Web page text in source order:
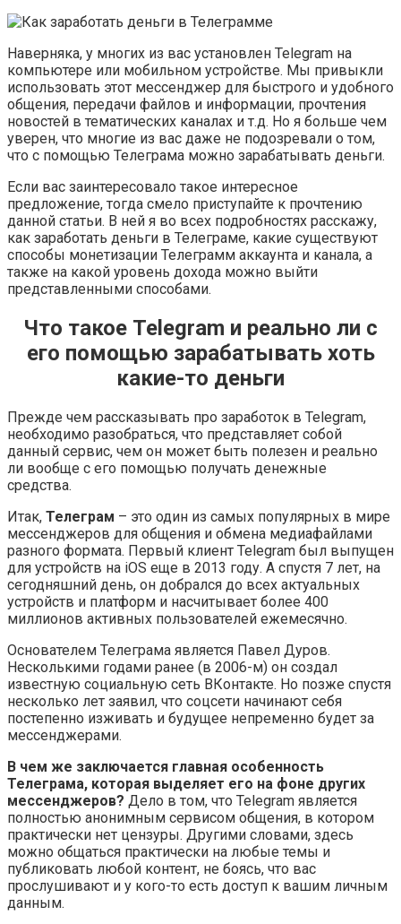
Наверняка, у многих из вас установлен Telegram на
компьютере или мобильном устройстве. Мы привыкли
использовать этот мессенджер для быстрого и удобного
общения, передачи файлов и информации, прочтения
новостей в тематических каналах и т.д. Но я больше чем
уверен, что многие из вас даже не подозревали о том,
что с помощью Телеграма можно зарабатывать деньги.
Если вас заинтересовало такое интересное
предложение, тогда смело приступайте к прочтению
данной статьи. В ней я во всех подробностях расскажу,
как заработать деньги в Телеграме, какие существуют
способы монетизации Телеграмм аккаунта и канала, а
также на какой уровень дохода можно выйти
представленными способами.
Что такое Telegram и реально ли с
его помощью зарабатывать хоть
какие-то деньги
Прежде чем рассказывать про заработок в Telegram,
необходимо разобраться, что представляет собой
данный сервис, чем он может быть полезен и реально
ли вообще с его помощью получать денежные
средства.
Итак, Телеграм – это один из самых популярных в мире
мессенджеров для общения и обмена медиафайлами
разного формата. Первый клиент Telegram был выпущен
для устройств на iOS еще в 2013 году. А спустя 7 лет, на
сегодняшний день, он добрался до всех актуальных
устройств и платформ и насчитывает более 400
миллионов активных пользователей ежемесячно.
Основателем Телеграма является Павел Дуров.
Несколькими годами ранее (в 2006-м) он создал
известную социальную сеть ВКонтакте. Но позже спустя
несколько лет заявил, что соцсети начинают себя
постепенно изживать и будущее непременно будет за
мессенджерами.
В чем же заключается главная особенность
Телеграма, которая выделяет его на фоне других
мессенджеров? Дело в том, что Telegram является
полностью анонимным сервисом общения, в котором
практически нет цензуры. Другими словами, здесь
можно общаться практически на любые темы и
публиковать любой контент, не боясь, что вас
прослушивают и у кого-то есть доступ к вашим личным
данным.